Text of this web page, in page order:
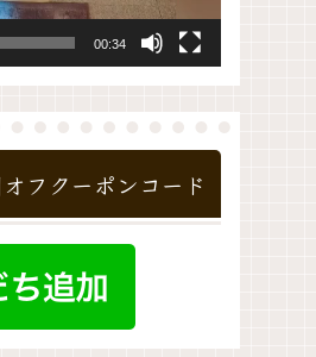
00:34
フクーポンコード